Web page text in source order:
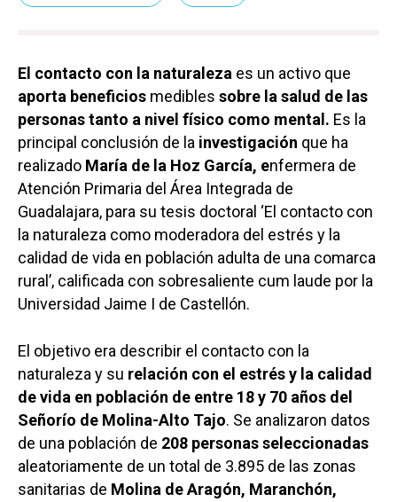
El contacto con la naturaleza es un activo que
aporta beneficios medibles sobre la salud de las
personas tanto a nivel físico como mental. Es la
principal conclusión de la investigación que ha
realizado María de la Hoz García, enfermera de
Atención Primaria del Área Integrada de
Guadalajara, para su tesis doctoral ‘El contacto con
la naturaleza como moderadora del estrés y la
calidad de vida en población adulta de una comarca
rural’, calificada con sobresaliente cum laude por la
Universidad Jaime I de Castellón.
El objetivo era describir el contacto con la
naturaleza y su relación con el estrés y la calidad
de vida en población de entre 18 y 70 años del
Señorío de Molina-Alto Tajo. Se analizaron datos
de una población de 208 personas seleccionadas
aleatoriamente de un total de 3.895 de las zonas
sanitarias de Molina de Aragón, Maranchón,